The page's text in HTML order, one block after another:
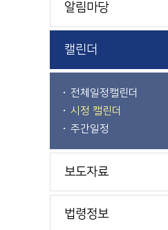
알림마당
캘린더
전체일정캘린더
시정 캘린더
주간일정
보도자료
법령정보